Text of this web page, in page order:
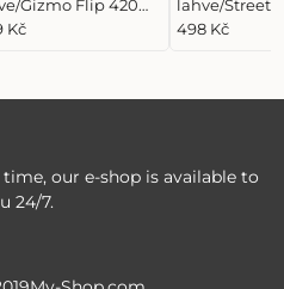
Gizmo Flip 420
Cat, růžová,
Kč
lahve/
Mug 420 ml
498 Kč
our e-shop is available to
24/7.